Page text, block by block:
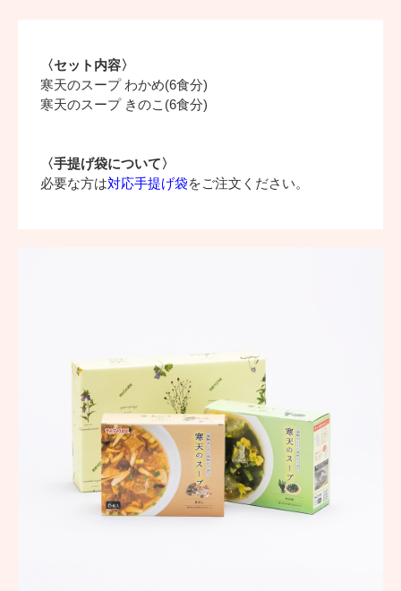
〈セット内容〉
寒天のスープ わかめ(6食分)
寒天のスープ きのこ(6食分)
〈手提げ袋について〉
必要な方は対応手提げ袋をご注文ください。